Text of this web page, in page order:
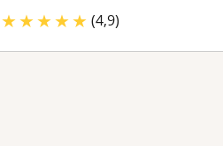
★★★★★ (4,9)